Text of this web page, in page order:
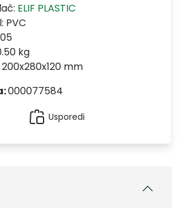
ELIF PLASTIC
PVC
kg
mm
000077584
Usporedi